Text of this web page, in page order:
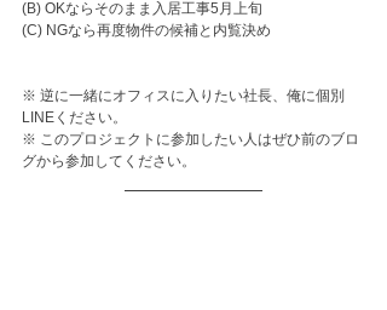
(B) OKならそのまま入居工事5月上旬
(C) NGなら再度物件の候補と内覧決め
※ 逆に一緒にオフィスに入りたい社長、俺に個別
LINEください。
※ このプロジェクトに参加したい人はぜひ前のブロ
グから参加してください。